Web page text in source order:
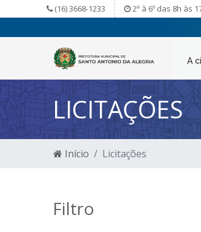
(16) 3668-1233 2ª à 6º das 8h às
A
LICITAÇÕES
Início Licitações
Filtro